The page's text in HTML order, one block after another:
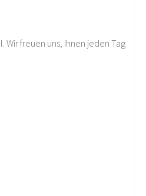
Wir freuen uns, Ihnen jeden Tag